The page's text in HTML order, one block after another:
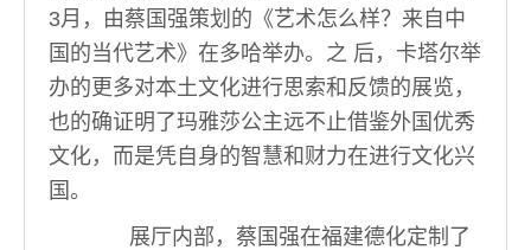
3月，由蔡国强策划的《艺术怎么样？来自中
国的当代艺术》在多哈举办。之 后，卡塔尔举
办的更多对本土文化进行思索和反馈的展览，
也的确证明了玛雅莎公主远不止借鉴外国优秀
文化，而是凭自身的智慧和财力在进行文化兴
国。
展厅内部，蔡国强在福建德化定制了